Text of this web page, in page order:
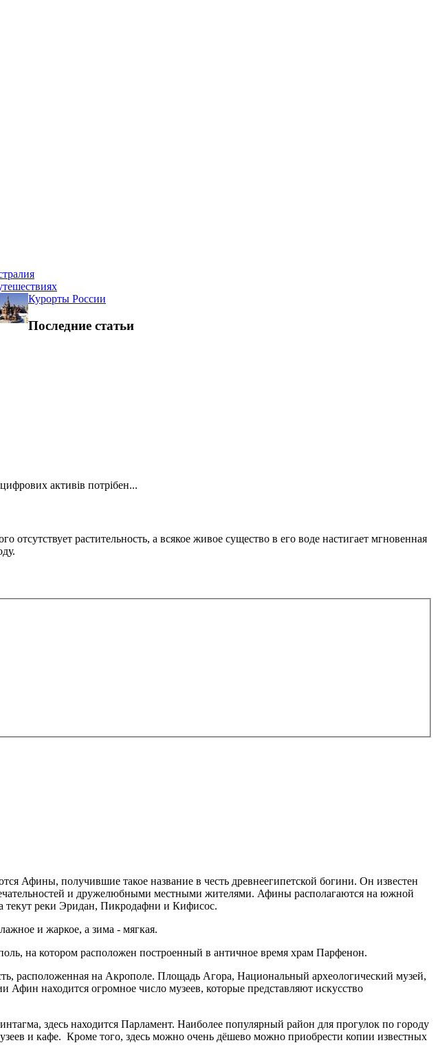
Курорты России
Последние статьи
активів потрібен...
растительность, а всякое живое существо в его воде настигает мгновенная
Афины, получившие такое название в честь древнеегипетской богини. Он известен
и дружелюбными местными жителями. Афины располагаются на южной
текут реки Эридан, Пикродафни и Кифисос.
и жаркое, а зима - мягкая.
на котором расположен построенный в античное время храм Парфенон.
расположенная на Акрополе. Площадь Агора, Национальный археологический музей,
находится огромное число музеев, которые представляют искусство
здесь находится Парламент. Наиболее популярный район для прогулок по городу
и кафе. Кроме того, здесь можно очень дёшево можно приобрести копии известных